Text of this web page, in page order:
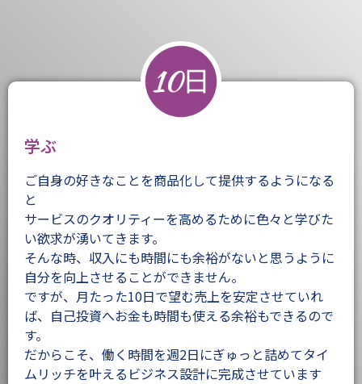
学ぶ
ご自身の好きなことを商品化して提供するようになる
と
サービスのクオリティーを高めるために色々と学びた
い欲求が湧いてきます。
そんな時、収入にも時間にも余裕がないと思うように
自分を向上させることができません。
ですが、月たった10日で望む売上を安定させていれ
ば、自己投資へお金も時間も使える余裕もできるので
す。
だからこそ、働く時間を週2日にぎゅっと詰めてタイ
ムリッチを叶えるビジネス設計に完成させています